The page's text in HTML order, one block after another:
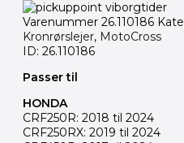
Varenummer 26.110186
Kronrørslejer, MotoCross
ID: 26.110186
Passer til
HONDA
CRF250R: 2018 til 2024
CRF250RX: 2019 til 2024